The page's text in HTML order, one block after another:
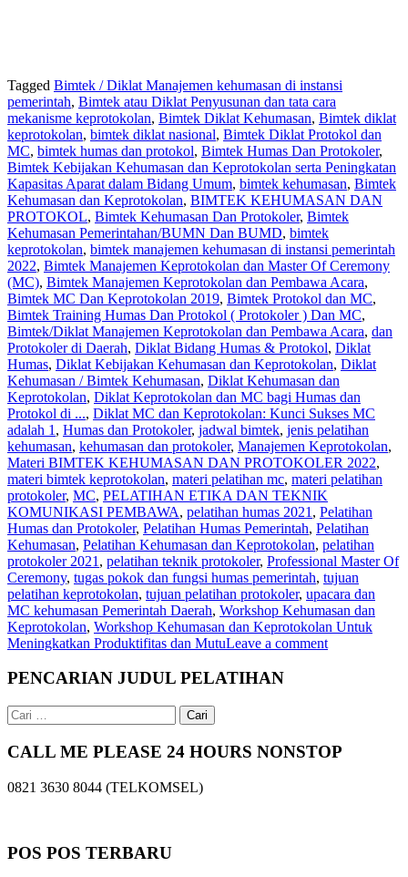
Tagged Bimtek / Diklat Manajemen kehumasan di instansi
pemerintah, Bimtek atau Diklat Penyusunan dan tata cara
mekanisme keprotokolan, Bimtek Diklat Kehumasan, Bimtek diklat
keprotokolan, bimtek diklat nasional, Bimtek Diklat Protokol dan
MC, bimtek humas dan protokol, Bimtek Humas Dan Protokoler,
Bimtek Kebijakan Kehumasan dan Keprotokolan serta Peningkatan
Kapasitas Aparat dalam Bidang Umum, bimtek kehumasan, Bimtek
Kehumasan dan Keprotokolan, BIMTEK KEHUMASAN DAN
PROTOKOL, Bimtek Kehumasan Dan Protokoler, Bimtek
Kehumasan Pemerintahan/BUMN Dan BUMD, bimtek
keprotokolan, bimtek manajemen kehumasan di instansi pemerintah
2022, Bimtek Manajemen Keprotokolan dan Master Of Ceremony
(MC), Bimtek Manajemen Keprotokolan dan Pembawa Acara,
Bimtek MC Dan Keprotokolan 2019, Bimtek Protokol dan MC,
Bimtek Training Humas Dan Protokol ( Protokoler ) Dan MC,
Bimtek/Diklat Manajemen Keprotokolan dan Pembawa Acara, dan
Protokoler di Daerah, Diklat Bidang Humas & Protokol, Diklat
Humas, Diklat Kebijakan Kehumasan dan Keprotokolan, Diklat
Kehumasan / Bimtek Kehumasan, Diklat Kehumasan dan
Keprotokolan, Diklat Keprotokolan dan MC bagi Humas dan
Protokol di ..., Diklat MC dan Keprotokolan: Kunci Sukses MC
adalah 1 , Humas dan Protokoler, jadwal bimtek, jenis pelatihan
kehumasan, kehumasan dan protokoler, Manajemen Keprotokolan,
Materi BIMTEK KEHUMASAN DAN PROTOKOLER 2022,
materi bimtek keprotokolan, materi pelatihan mc, materi pelatihan
protokoler, MC, PELATIHAN ETIKA DAN TEKNIK
KOMUNIKASI PEMBAWA, pelatihan humas 2021 , Pelatihan
Humas dan Protokoler, Pelatihan Humas Pemerintah, Pelatihan
Kehumasan, Pelatihan Kehumasan dan Keprotokolan, pelatihan
protokoler 2021 , pelatihan teknik protokoler, Professional Master Of
Ceremony, tugas pokok dan fungsi humas pemerintah, tujuan
pelatihan keprotokolan, tujuan pelatihan protokoler, upacara dan
MC kehumasan Pemerintah Daerah, Workshop Kehumasan dan
Keprotokolan, Workshop Kehumasan dan Keprotokolan Untuk
Meningkatkan Produktifitas dan MutuLeave a comment
PENCARIAN JUDUL PELATIHAN
Cari
untuk:
CALL ME PLEASE 24 HOURS NONSTOP
0821 3630 8044 (TELKOMSEL)
POS POS TERBARU